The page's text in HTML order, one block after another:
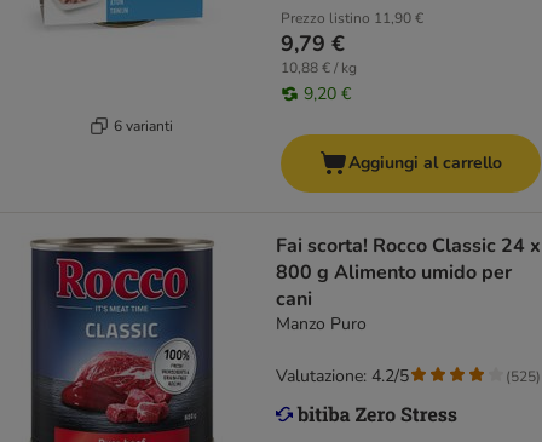
6 varianti
Prezzo listino 11,90 €
9,79 €
10,88 € / kg
9,20 €
Aggiungi al carrello
Fai scorta! Rocco Classic 24 x
800 g Alimento umido per
cani
Manzo Puro
Valutazione: 4.2/5 (525)